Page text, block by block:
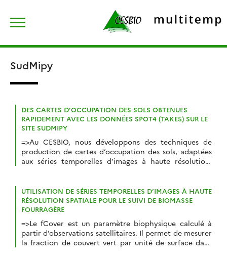
content
SudMipy
DES CARTES D’OCCUPATION DES SOLS OBTENUES
RAPIDEMENT AVEC LES DONNÉES SPOT4 (TAKE5) SUR LE
SITE SUDMIPY
=>Au CESBIO, nous développons des techniques de
production de cartes d’occupation des sols, adaptées
aux séries temporelles d’images à haute résolution,
disponibles sur notre zone d’étude dans le Sud-Ouest,
nous nous sommes dépêchés de mettre à l’épreuve nos
chaînes de […]
UTILISATION DE SÉRIES TEMPORELLES D’IMAGES À HAUTE
RÉSOLUTION SPATIALE POUR LE SUIVI DE BIOMASSE
FOURRAGÈRE
=>Le fCover est un paramètre biophysique calculé à
partir d’observations satellitaires. Il permet de mesurer
la fraction de couvert vert par unité de surface dans